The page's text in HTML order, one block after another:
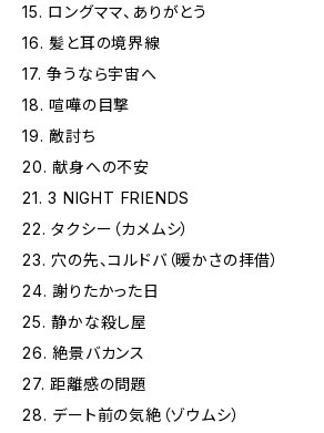
15. ロングママ、ありがとう
16. 髪と耳の境界線
17. 争うなら宇宙へ
18. 喧嘩の目撃
19. 敵討ち
20. 献身への不安
21. 3 NIGHT FRIENDS
22. タクシー（カメムシ）
23. 穴の先、コルドバ（暖かさの拝借）
24. 謝りたかった日
25. 静かな殺し屋
26. 絶景バカンス
27. 距離感の問題
28. デート前の気絶（ゾウムシ）